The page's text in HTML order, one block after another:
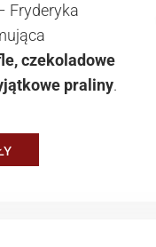
Fryderyka
czekoladowe
praliny.